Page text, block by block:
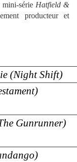
mini-série Hatfield &
producteur et
(Night Shift)
Gunrunner)